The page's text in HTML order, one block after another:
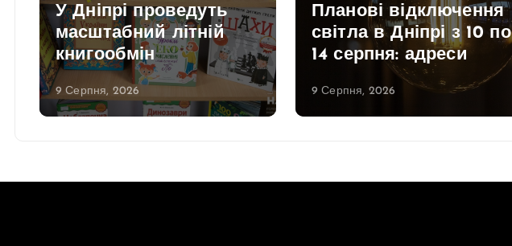
У Дніпрі проведуть
масштабний літній
книгообмін
9 Серпня, 2026
Планові відключення
світла в Дніпрі з 10 по
14 серпня: адреси
9 Серпня, 2026